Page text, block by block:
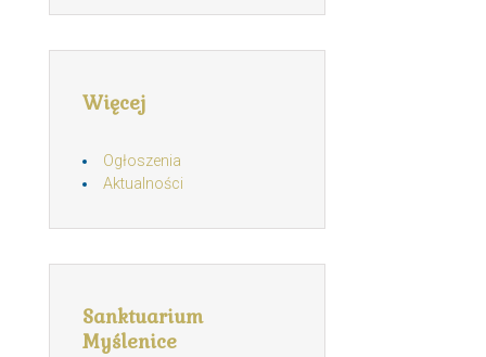
Więcej
Ogłoszenia
Aktualności
Sanktuarium
Myślenice